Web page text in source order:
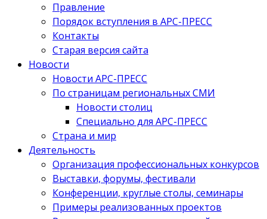
Правление
Порядок вступления в АРС-ПРЕСС
Контакты
Старая версия сайта
Новости
Новости АРС-ПРЕСС
По страницам региональных СМИ
Новости столиц
Специально для АРС-ПРЕСС
Страна и мир
Деятельность
Организация профессиональных конкурсов
Выставки, форумы, фестивали
Конференции, круглые столы, семинары
Примеры реализованных проектов